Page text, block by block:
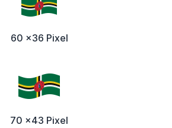
60 x36 Pixel
70 x43 Pixel